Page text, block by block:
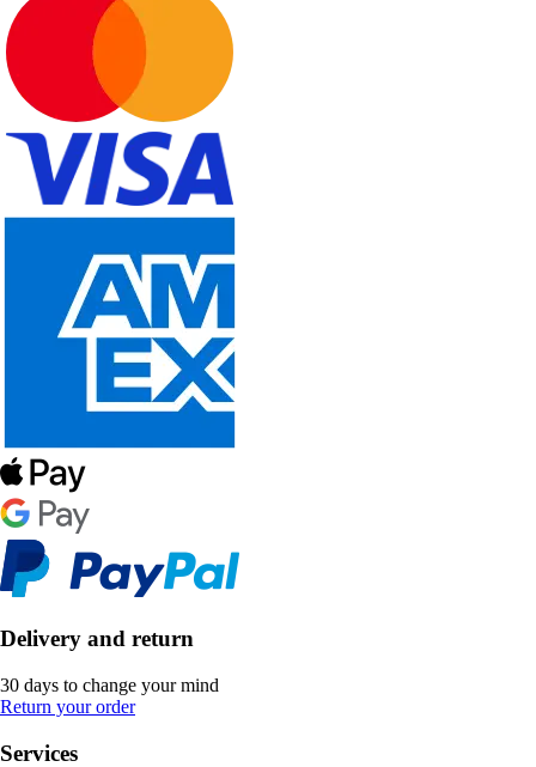
Delivery and return
30 days to change your mind
Return your order
Services